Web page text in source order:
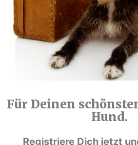
Für Deinen
Hund.
Registriere Dich jetzt